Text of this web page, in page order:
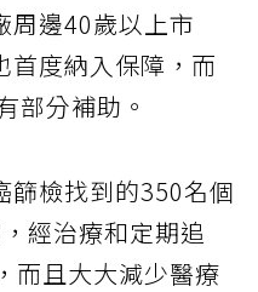
周邊40歲以上市
首度納入保障，而
部分補助。
篩檢找到的350名個
經治療和定期追
而且大大減少醫療